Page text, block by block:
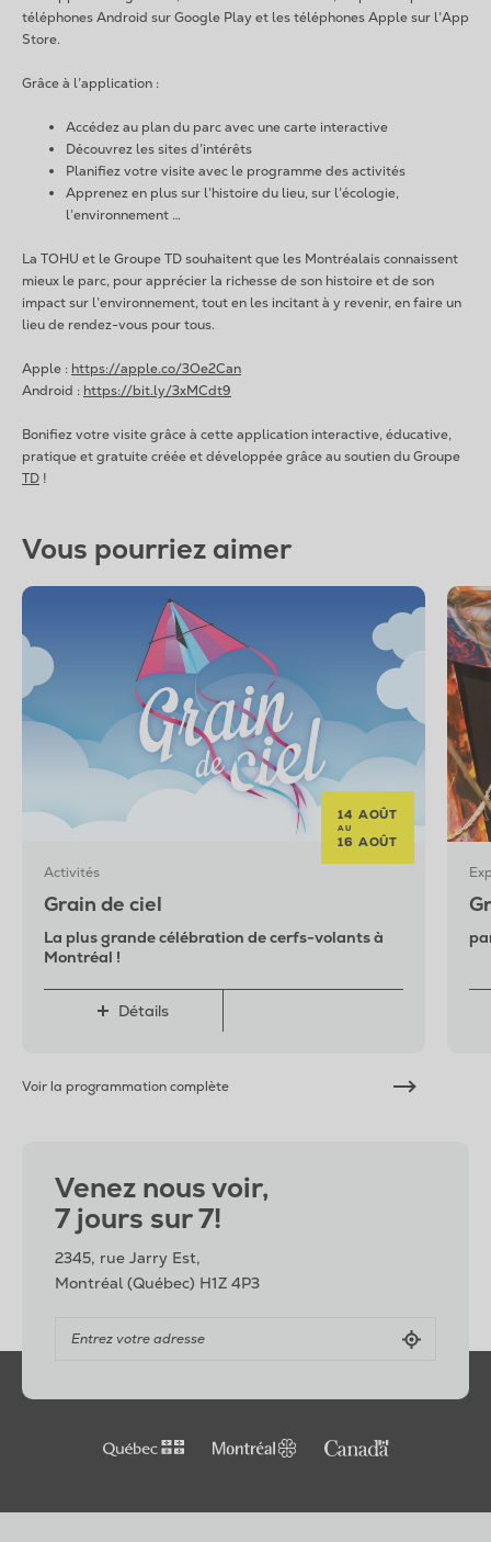
téléphones Android sur Google Play et les téléphones Apple sur l’App
Store.
Grâce à l’application :
Accédez au plan du parc avec une carte interactive
Découvrez les sites d’intérêts
Planifiez votre visite avec le programme des activités
Apprenez en plus sur l’histoire du lieu, sur l’écologie,
l’environnement …
La TOHU et le Groupe TD souhaitent que les Montréalais connaissent
mieux le parc, pour apprécier la richesse de son histoire et de son
impact sur l’environnement, tout en les incitant à y revenir, en faire un
lieu de rendez-vous pour tous.
Apple : https://apple.co/3Oe2Can
Android : https://bit.ly/3xMCdt9
Bonifiez votre visite grâce à cette application interactive, éducative,
pratique et gratuite créée et développée grâce au soutien du Groupe
TD !
Vous pourriez aimer
Voir la programmation complète
14 AOÛT
AU
16 AOÛT
Activités
Grain de ciel
La plus grande célébration de cerfs-volants à
Montréal !
Détails
Venez nous voir,
7 jours sur 7!
2345, rue Jarry Est,
Montréal (Québec) H1Z 4P3